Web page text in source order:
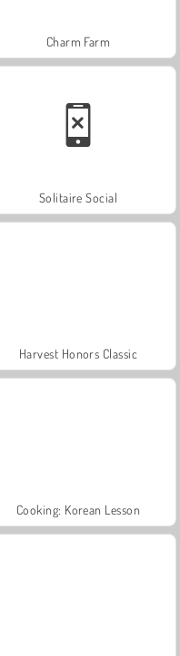
Charm Farm
Solitaire Social
Harvest Honors Classic
Cooking: Korean Lesson